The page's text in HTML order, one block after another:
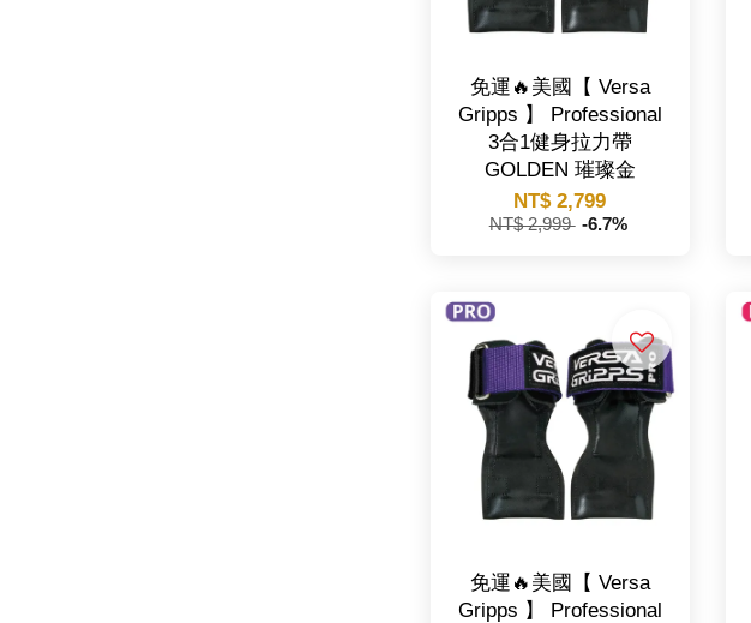
免運🔥美國【 Versa
Gripps 】 Professional
3合1健身拉力帶
GOLDEN 璀璨金
NT$ 2,799
NT$ 2,999 -6.7%
免運🔥美國【 Versa
Gripps 】 Professional